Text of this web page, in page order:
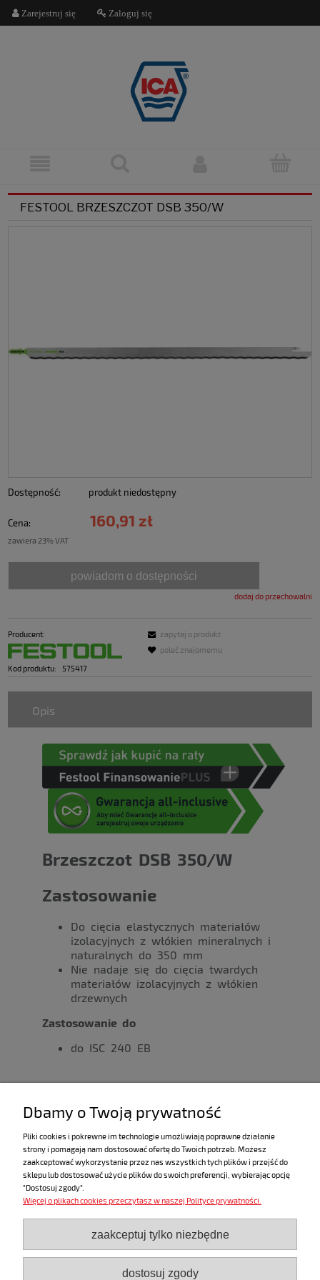
Zarejestruj się Zaloguj się
FESTOOL BRZESZCZOT DSB 350/W
Dostępność: produkt niedostępny
Cena: 160,91 zł
zawiera 23% VAT
powiadom o dostępności
dodaj do przechowalni
Producent:
Kod produktu: 575417
zapytaj o produkt
poleć znajomemu
Opis
Brzeszczot DSB 350/W
Zastosowanie
Do cięcia elastycznych materiałów
izolacyjnych z włókien mineralnych i
naturalnych do 350 mm
Nie nadaje się do cięcia twardych
materiałów izolacyjnych z włókien
drzewnych
Zastosowanie do
do ISC 240 EB
Materiał ostrza HCS
POMOC
Dbamy o Twoją prywatność
Pliki cookies i pokrewne im technologie umożliwiają poprawne działanie
strony i pomagają nam dostosować ofertę do Twoich potrzeb. Możesz
zaakceptować wykorzystanie przez nas wszystkich tych plików i przejść do
sklepu lub dostosować użycie plików do swoich preferencji, wybierając opcję
"Dostosuj zgody".
Więcej o plikach cookies przeczytasz w naszej Polityce prywatności.
zaakceptuj tylko niezbędne
dostosuj zgody